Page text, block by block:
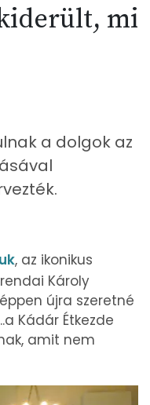
mi
a dolgok az
, az ikonikus
Károly
újra szeretné
Kádár Étkezde
amit nem